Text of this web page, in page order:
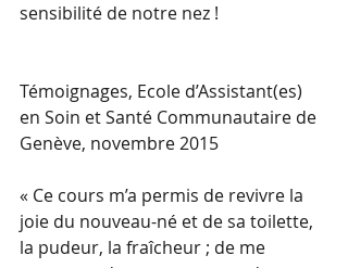
sensibilité de notre nez !
Témoignages, Ecole d’Assistant(es)
en Soin et Santé Communautaire de
Genève, novembre 2015
« Ce cours m’a permis de revivre la
joie du nouveau-né et de sa toilette,
la pudeur, la fraîcheur ; de me